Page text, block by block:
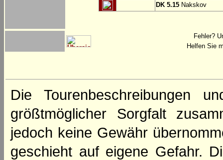
DK 5.15 Nakskov
Fehler?
Helfen Sie
Die Tourenbeschreibungen
größtmöglicher Sorgfalt
jedoch keine Gewähr
geschieht auf eigene Gefahr.